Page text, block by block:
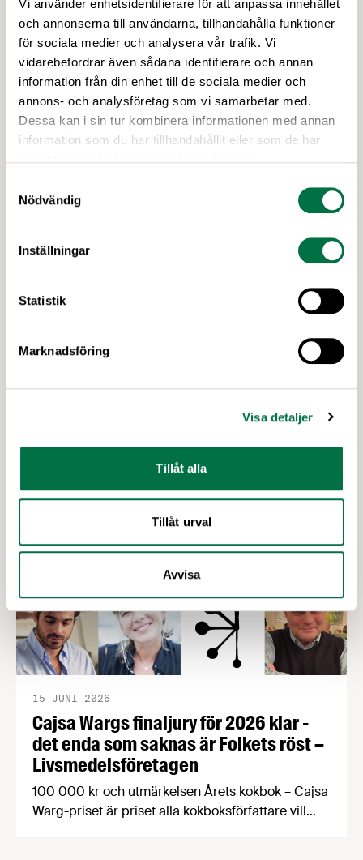
Vi använder enhetsidentifierare för att anpassa innehållet
och annonserna till användarna, tillhandahålla funktioner
för sociala medier och analysera vår trafik. Vi
vidarebefordrar även sådana identifierare och annan
information från din enhet till de sociala medier och
annons- och analysföretag som vi samarbetar med.
Dessa kan i sin tur kombinera informationen med annan
information som du har tillhandahållit eller som de har
Nödvändig
Inställningar
Statistik
Marknadsföring
Visa detaljer
Tillåt alla
Tillåt urval
Avvisa
Om kokböcker i Sverige
Lanthushållsläraren Anna-Britt Agnsäter gav år 1951 ut
den nydanande Vår kokbok som är den mest sålda
boken i Sverige efter Bibeln och Sju sorters kakor. På
den tiden kom det ut ca femtio kokböcker per år och
idag är motsvarande siffra ca 300 kokböcker. Anna-
Britt Agnsäter introducerade även den fyrdelade
Cajsa Warg-prisets logotyp.
Kommunikations- och näringspolitisk
Cajsa Wargs finaljury för 2026 klar -
det enda som saknas är Folkets röst –
Livsmedelsföretagen
15 JUNI 2026
100 000 kr och utmärkelsen Årets kokbok – Cajsa
Warg-priset är priset alla kokboksförfattare vill